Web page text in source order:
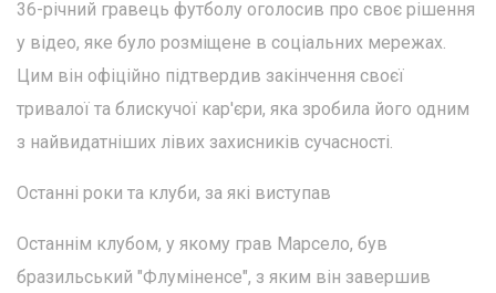
36-річний гравець футболу оголосив про своє рішення
у відео, яке було розміщене в соціальних мережах.
Цим він офіційно підтвердив закінчення своєї
тривалої та блискучої кар'єри, яка зробила його одним
з найвидатніших лівих захисників сучасності.
Останні роки та клуби, за які виступав
Останнім клубом, у якому грав Марсело, був
бразильський "Флуміненсе", з яким він завершив